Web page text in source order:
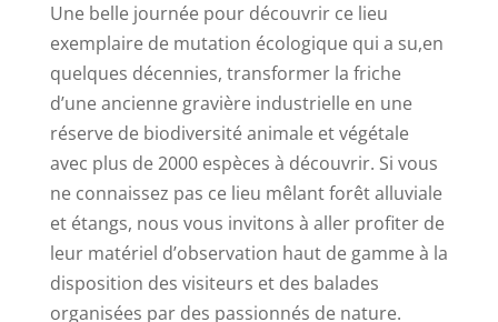
Une belle journée pour découvrir ce lieu
exemplaire de mutation écologique qui a su,en
quelques décennies, transformer la friche
d’une ancienne gravière industrielle en une
réserve de biodiversité animale et végétale
avec plus de 2000 espèces à découvrir. Si vous
ne connaissez pas ce lieu mêlant forêt alluviale
et étangs, nous vous invitons à aller profiter de
leur matériel d’observation haut de gamme à la
disposition des visiteurs et des balades
organisées par des passionnés de nature.